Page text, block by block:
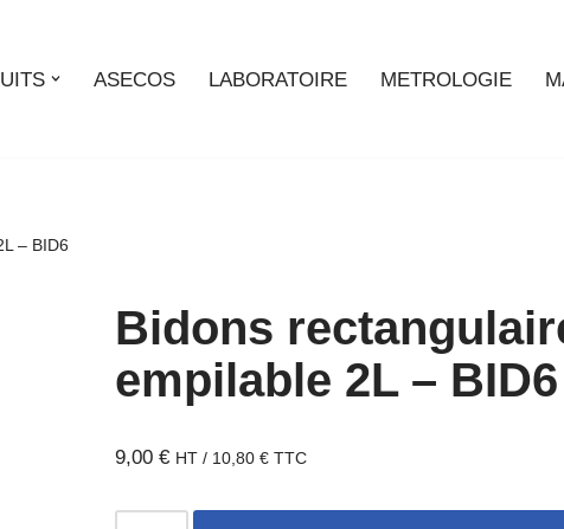
ASECOS LABORATOIRE METROLOGIE
– BID6
Bidons
empilable 2L – BID6
9,00€ HT / 10,80€ TTC